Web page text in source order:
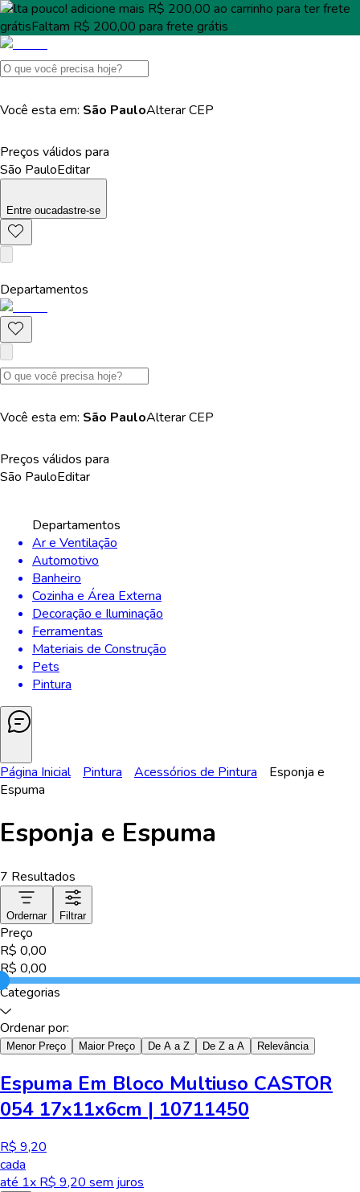
Falta pouco! adicione mais R$ 200,00 ao carrinho para terfrete
grátisFaltam R$ 200,00 para frete grátis
Você esta em: São PauloAlterarCEP
Preços válidos para
São PauloEditar
Entre oucadastre-se
Departamentos
Você esta em: São PauloAlterarCEP
Preços válidos para
São PauloEditar
Departamentos
Ar e Ventilação
Automotivo
Banheiro
Cozinha e Área Externa
Decoração e Iluminação
Ferramentas
Materiais de Construção
Pets
Pintura
Página Inicial Pintura Acessórios de Pintura
Esponja e
Espuma
Esponja e Espuma
7 Resultados
Ordernar Filtrar
Preço
R$ 0,00
R$ 0,00
Categorias
Ordenar por:
Menor Preço Maior Preço De A a Z De Z a A Relevância
Espuma Em Bloco Multiuso CASTOR
054 17x11x6cm | 10711450
R$ 9,20
cada
até 1x R$ 9,20 sem juros